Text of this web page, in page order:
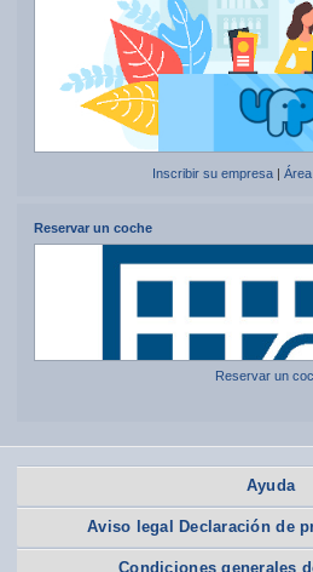
Inscribir su empresa|
Reservar un coche
Reservar un
Ayuda
Aviso legal Declaración de
Condiciones generales